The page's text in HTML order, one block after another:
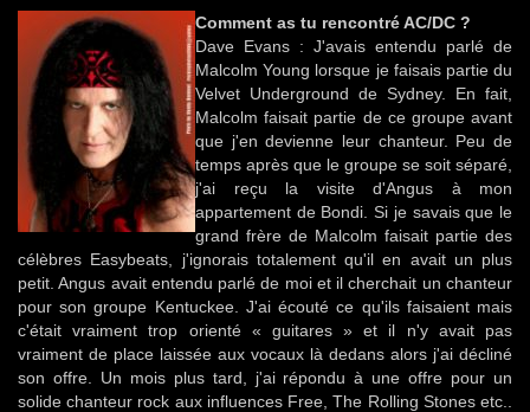
Comment as tu rencontré AC/DC ?
Dave Evans : J'avais entendu parlé de
Malcolm Young lorsque je faisais partie du
Velvet Underground de Sydney. En fait,
Malcolm faisait partie de ce groupe avant
que j'en devienne leur chanteur. Peu de
temps après que le groupe se soit séparé,
j'ai reçu la visite d'Angus à mon
appartement de Bondi. Si je savais que le
grand frère de Malcolm faisait partie des
célèbres Easybeats, j'ignorais totalement qu'il en avait un plus
petit. Angus avait entendu parlé de moi et il cherchait un chanteur
pour son groupe Kentuckee. J'ai écouté ce qu'ils faisaient mais
c'était vraiment trop orienté « guitares » et il n'y avait pas
vraiment de place laissée aux vocaux là dedans alors j'ai décliné
son offre. Un mois plus tard, j'ai répondu à une offre pour un
solide chanteur rock aux influences Free, The Rolling Stones etc..